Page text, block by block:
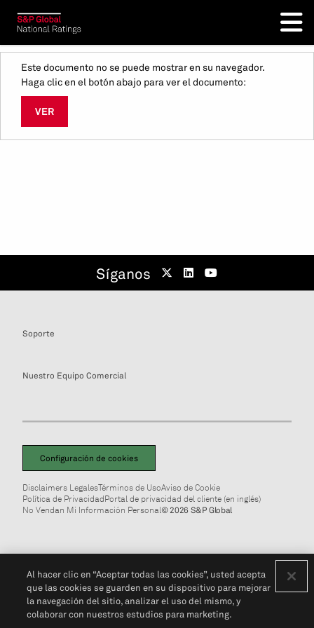
Este documento no se puede mostrar en su navegador.
Haga clic en el botón abajo para ver el documento:
VER
Síganos
Soporte
Nuestro Equipo Comercial
Configuración de cookies
Disclaimers LegalesTérminos de UsoAviso de Cookie
Política de PrivacidadPortal de privacidad del cliente (en inglés)
No Vendan Mi Información Personal© 2026 S&P Global
Al hacer clic en “Aceptar todas las cookies”, usted acepta
que las cookies se guarden en su dispositivo para mejorar
la navegación del sitio, analizar el uso del mismo, y
colaborar con nuestros estudios para marketing.